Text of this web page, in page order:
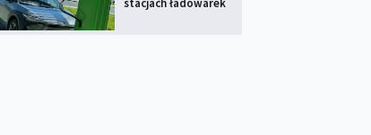
stacjach ładowarek